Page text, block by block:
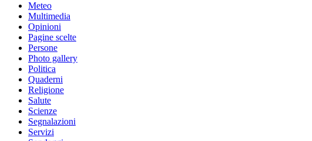
Meteo
Multimedia
Opinioni
Pagine scelte
Persone
Photo gallery
Politica
Quaderni
Religione
Salute
Scienze
Segnalazioni
Servizi